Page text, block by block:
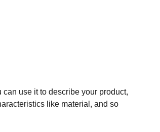
use it to describe your product,
like material, and so